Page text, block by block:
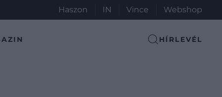
Haszon IN Vince Webshop
HÍRLEVÉL